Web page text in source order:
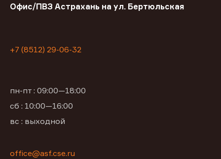
Офис/ПВЗ Астрахань на ул. Бертюльская
+7 (8512) 29-06-32
пн-пт : 09:00—18:00
сб : 10:00—16:00
вс : выходной
office@asf.cse.ru